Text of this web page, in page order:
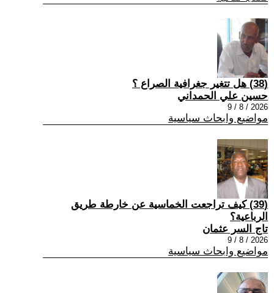
(38) هل تتغير جغرافية الصراع ؟
حسين علي الحمداني
2026 / 8 / 9
مواضيع وابحاث سياسية
(39) كيف تراجعت الخماسية عن خارطة طريق
الرباعية؟
تاج السر عثمان
2026 / 8 / 9
مواضيع وابحاث سياسية